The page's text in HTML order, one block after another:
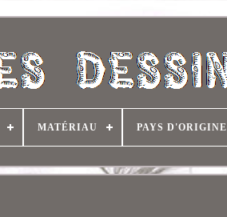
MATÉRIAU PAYS D'ORIGINE